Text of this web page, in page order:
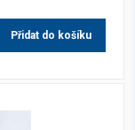
Přidat do košíku